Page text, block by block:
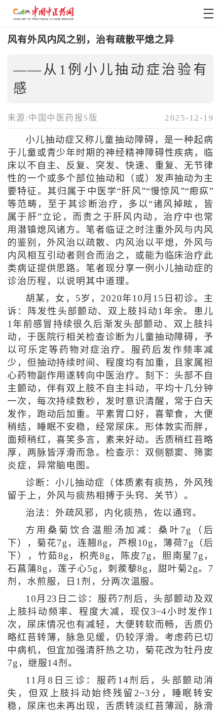
风有外风内风之别，治有疏散平熄之异
——从1例小儿抽动症治验有
感
来源:中国中医药报5版 2025-12-19
小儿抽动症又称儿童抽动障碍，是一种起病
于儿童或青少年时期的神经精神障碍性疾病，临
床以不自主、反复、突发、快速、重复、无节律
性的一个或多个部位抽动和（或）发声抽动为主
要特征。其归属于中医学“肝风”“慢惊风”“瘛疭”
等范畴，至于其诊断治疗，多以“诸风掉眩，皆
属于肝”立论，而责之于肝风内动，治疗中也常
用潜镇熄风诸方。笔者临证之时注重外风与内风
的鉴别，外风治以疏散、内风治以平熄，外风与
内风相互引动者则合而治之，或能为临床治疗此
类病证提供思路。笔者现分享一例小儿抽动症的
诊治历程，以说明其中道理。
胡某，女，5岁，2020年10月15日初诊。主
诉：阵发性头部颤动、双上肢抖动1年余。患儿
1年前感冒持续很久后渐发头部颤动、双上肢抖
动，于医院行相关检查诊断为儿童抽动障碍，予
以可乐定等药物对症治疗。服药后发作频率减
少，但抽动持续时间、程度均有加重，且家属担
心药物副作用遂转向中医治疗。刻下：头部不自
主颤动，伴有双上肢不自主抖动，平均十几分钟
一次，每次持续数秒，发时意识清醒，常于白天
发作，跑动后加重。平素胃口好，喜荤食，大便
稍结，睡眠不安稳，经常尿床。形体敦实而胖，
面颊稍红，喜笑多言，素来好动。舌质稍红苔略
厚，两脉皆浮滑而急。检查示：双侧额窦、筛窦
炎症，异常脑电图。
诊断：小儿抽动症（体质素有痰热，外风残
留于上，外风与痰热相搏于头窍、关节）。
治法：外疏风邪，内化痰热，佐以通窍。
方用桑菊饮合温胆汤加减：桑叶7g（后
下），菊花7g，连翘8g，芦根10g，薄荷7g（后
下），竹茹8g，枳壳8g，陈皮7g，胆南星7g，
石菖蒲8g，莲子心5g，刺蒺藜8g，甜叶菊2g。7
剂，水煎服，日1剂，分两次温服。
10月23日二诊：服药7剂后，头部颤动及双
上肢抖动频率、程度大减，现仅3~4小时发作1
次，尿床情况也有减轻，大便转软而畅，舌质仍
略红苔转薄，脉急见缓，仍较浮滑。考虑药已切
中病机，但宜加强清肝热之功，菊花改为牡丹皮
7g，继服14剂。
11月8日三诊：服药14剂后，头部颤动消
失，但双上肢抖动始终残留2~3分，睡眠转安
稳，尿床也未再出现，舌质转淡红苔薄润，脉滑